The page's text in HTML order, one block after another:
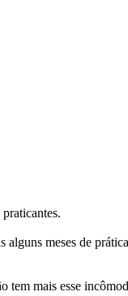
alguns meses de
mais esse